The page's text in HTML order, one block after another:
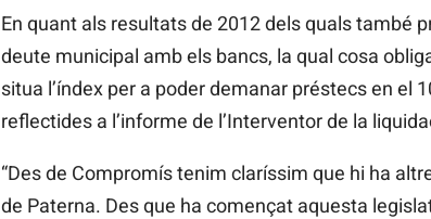
En quant als resultats de 2012 dels quals també
deute municipal amb els bancs, la qual cosa
situa l’índex per a poder demanar préstecs en el
reflectides a l’informe de l’Interventor de la
“Des de Compromís tenim claríssim que hi ha
de Paterna. Des que ha començat aquesta